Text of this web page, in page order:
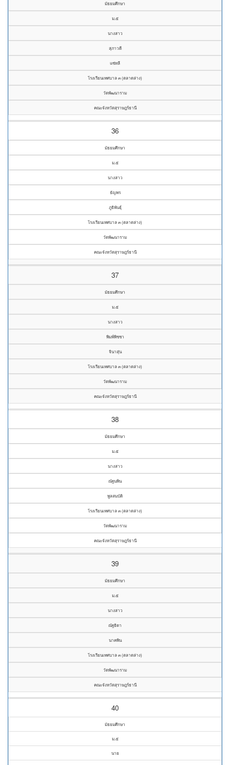
มัธยมศึกษา
ม.๕
นางสาว
สุภาวดี
แซ่หลี
โรงเรียนเทศบาล ๓ (ตลาดล่าง)
วัดพัฒนาราม
คณะจังหวัดสุราษฎร์ธานี
36
มัธยมศึกษา
ม.๕
นางสาว
ธัญพร
ภูธิพันธุ์
โรงเรียนเทศบาล ๓ (ตลาดล่าง)
วัดพัฒนาราม
คณะจังหวัดสุราษฎร์ธานี
37
มัธยมศึกษา
ม.๕
นางสาว
พิมพ์พิชชา
จินาสุ่น
โรงเรียนเทศบาล ๓ (ตลาดล่าง)
วัดพัฒนาราม
คณะจังหวัดสุราษฎร์ธานี
38
มัธยมศึกษา
ม.๕
นางสาว
ณัฐนพิน
พูลสมบัติ
โรงเรียนเทศบาล ๓ (ตลาดล่าง)
วัดพัฒนาราม
คณะจังหวัดสุราษฎร์ธานี
39
มัธยมศึกษา
ม.๕
นางสาว
ณัฐธิดา
นาคพิน
โรงเรียนเทศบาล ๓ (ตลาดล่าง)
วัดพัฒนาราม
คณะจังหวัดสุราษฎร์ธานี
40
มัธยมศึกษา
ม.๕
นาย